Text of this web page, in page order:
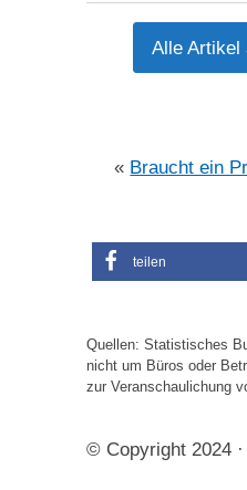
Alle Artikel
« Braucht ein
teilen
Quellen: Statistisches
nicht um Büros oder
zur Veranschaulichung
© Copyright 2024